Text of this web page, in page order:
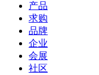
产品
求购
品牌
企业
会展
社区